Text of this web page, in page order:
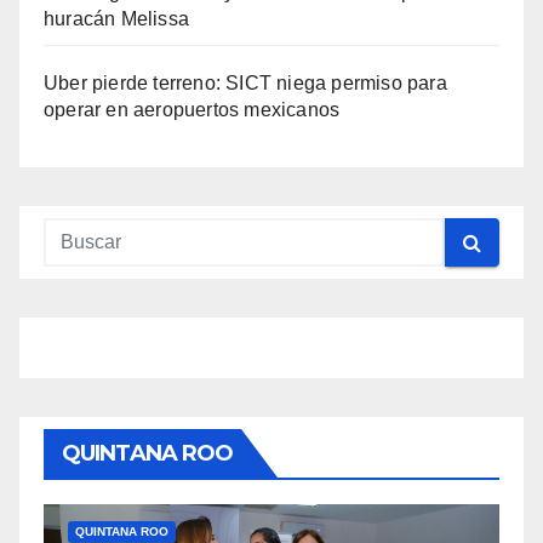
huracán Melissa
Uber pierde terreno: SICT niega permiso para
operar en aeropuertos mexicanos
QUINTANA ROO
QUINTANA ROO TULUM